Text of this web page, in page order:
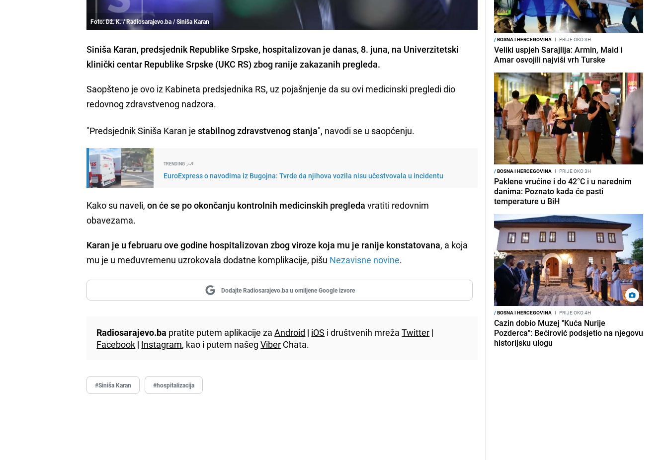
Foto: Dž. K. / Radiosarajevo.ba / Siniša Karan
Siniša Karan, predsjednik Republike Srpske, hospitalizovan je danas, 8. juna, na Univerzitetski
klinički centar Republike Srpske (UKC RS) zbog ranije zakazanih pregleda.
Saopšteno je ovo iz Kabineta predsjednika RS, uz pojašnjenje da su ovi medicinski pregledi dio
redovnog zdravstvenog nadzora.
"Predsjednik Siniša Karan je stabilnog zdravstvenog stanja", navodi se u saopćenju.
TRENDING
EuroExpress o navodima iz Bugojna: Tvrde da njihova vozila nisu učestvovala u incidentu
Kako su naveli,on će se po okončanju kontrolnih medicinskih pregleda vratiti redovnim
obavezama.
Karan je u februaru ove godine hospitalizovan zbog viroze koja mu je ranije konstatovana, a koja
mu je u međuvremenu uzrokovala dodatne komplikacije, pišu Nezavisne novine.
Dodajte Radiosarajevo.ba u omiljene Google izvore
Radiosarajevo.ba pratite putem aplikacije zaAndroid | iOS i društvenih mrežaTwitter |
Facebook | Instagram, kao i putem našegViber Chata.
#Siniša Karan #hospitalizacija
/BOSNA I HERCEGOVINA I PRIJE OKO 3H
Veliki uspjeh Sarajlija: Armin, Maid i
Amar osvojili najviši vrh Turske
/BOSNA I HERCEGOVINA I PRIJE OKO 3H
Paklene vrućine i do 42°C i u narednim
danima: Poznato kada će pasti
temperature u BiH
/BOSNA I HERCEGOVINA I PRIJE OKO 4H
Cazin dobio Muzej "Kuća Nurije
Pozderca": Bećirović podsjetio na njegovu
historijsku ulogu